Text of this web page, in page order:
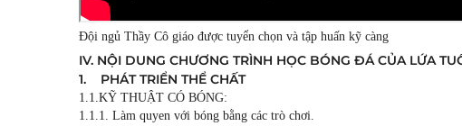
Đội ngủ Thầy Cô giáo được tuyển chọn và tập huấn kỹ càng
IV. NỘI DUNG CHƯƠNG TRÌNH HỌC BÓNG ĐÁ CỦA LỨA
1. PHÁT TRIỂN THỂ CHẤT
1.1.KỸ THUẬT CÓ BÓNG:
1.1.1. Làm quyen với bóng bằng các trò chơi.